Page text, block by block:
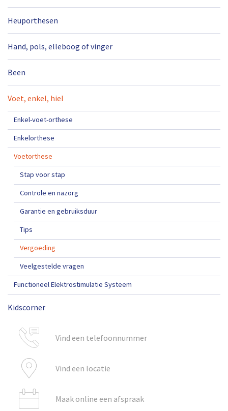
Heuporthesen
Hand, pols, elleboog of vinger
Been
Voet, enkel, hiel
Enkel-voet-orthese
Enkelorthese
Voetorthese
Stap voor stap
Controle en nazorg
Garantie en gebruiksduur
Tips
Vergoeding
Veelgestelde vragen
Functioneel Elektrostimulatie Systeem
Kidscorner
Vind een telefoonnummer
Vind een locatie
Maak online een afspraak